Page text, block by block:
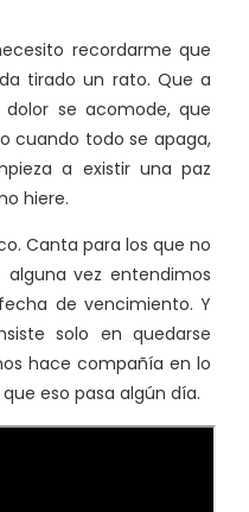
recordarme que
tirado un rato. Que a
se acomode, que
cuando todo se apaga,
a existir una paz
hiere.
Canta para los que no
vez entendimos
de vencimiento. Y
solo en quedarse
hace compañía en lo
eso pasa algún día.